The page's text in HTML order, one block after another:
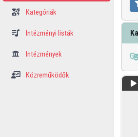
Kategóriák
Intézményi listák
Intézmények
Közreműködők